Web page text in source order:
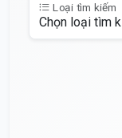
Loại tìm kiếm